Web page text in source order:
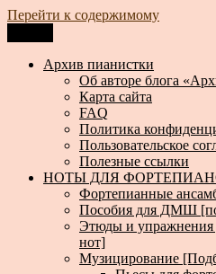
Перейти к содержимому
Архив пианистки
Всё для пианистов: ноты, книги,
Архив пианистки
Об авторе блога
Карта сайта
FAQ
Политика
Пользовательское
Полезные ссылки
НОТЫ ДЛЯ
Фортепианные
Пособия для ДМШ
Этюды и упражнения
нот]
Музицирование